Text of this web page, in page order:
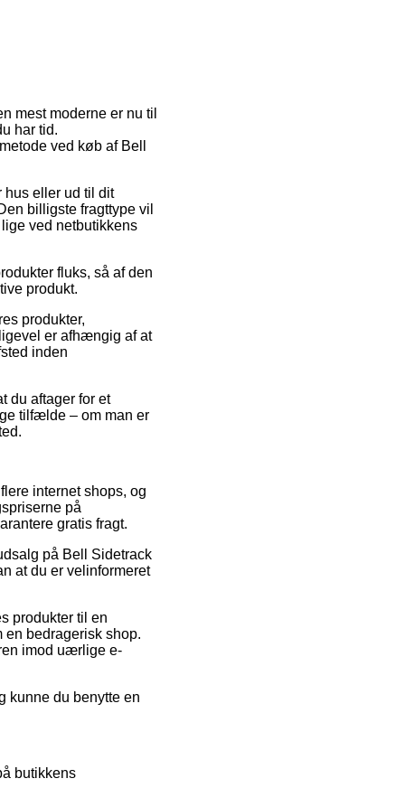
mest moderne er nu til
har tid.
ved køb af Bell
hus eller ud til dit
billigste fragttype vil
ved netbutikkens
fluks, så af den
produkt.
produkter,
er afhængig af at
inden
du aftager for et
tilfælde – om man er
internet shops, og
på
gratis fragt.
på Bell Sidetrack
at du er velinformeret
produkter til en
en bedragerisk shop.
imod uærlige e-
kunne du benytte en
butikkens